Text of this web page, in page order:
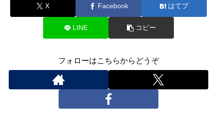
X Facebook はてブ
LINE コピー
フォローはこちらからどうぞ